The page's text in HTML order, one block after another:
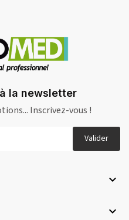
la newsletter
Inscrivez-vous !
Valider

